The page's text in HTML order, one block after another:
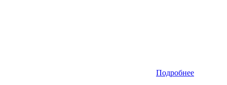
Подробнее